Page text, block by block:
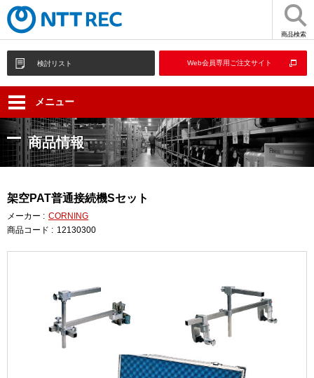
商品検索
検討リスト Web会員専用ご注文サイト
メニュー
商品情報
架空PAT普通接続機Sセット
メーカー : CORNING
商品コード : 12130300